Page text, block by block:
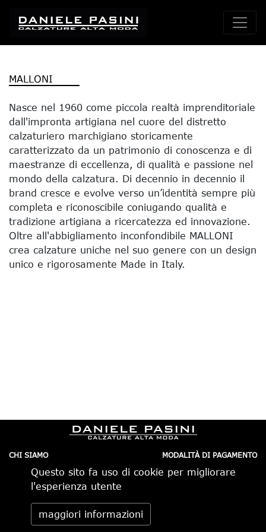
MALLONI
Nasce nel 1960 come piccola realtà imprenditoriale
dall'impronta artigiana nel cuore del distretto
calzaturiero marchigiano storicamente
caratterizzato da un patrimonio di conoscenza e di
maestranze di eccellenza, di qualità e passione nel
mondo della calzatura. Di decennio in decennio il
brand cresce e evolve verso un’identità sempre più
completa e riconoscibile coniugando qualità e
tradizione artigiana a ricercatezza ed innovazione.
Oltre all'abbigliamento inconfondibile MALLONI
crea calzature uniche nel suo genere con un design
unico e rigorosamente Made in Italy.
CHI SIAMO
CONTATTI
PRIVACY
MODALITÀ DI PAGAMENTO
SPEDIZIONI IN ITALIA
Daniele Pasini via Pietro Minghelli 10, 41058 Vignola (MO) -
Italia tel. 059.776650 — info@danielepasini.com P.IVA
Questo sito fa uso di cookie per migliorare
l'esperienza utente
maggiori informazioni